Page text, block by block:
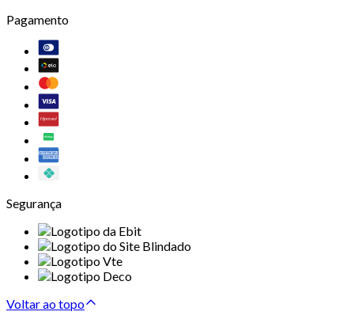
Pagamento
Segurança
Voltar ao topo